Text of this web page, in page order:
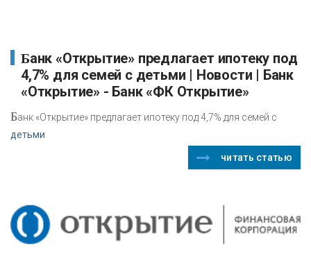
Банк «Открытие» предлагает ипотеку под
4,7% для семей с детьми | Новости | Банк
«Открытие» - Банк «ФК Открытие»
Банк «Открытие» предлагает ипотеку под 4,7% для семей с
детьми
читать статью